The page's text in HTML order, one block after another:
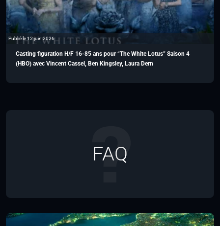
Publié le 12 juin 2026
Casting figuration H/F 16-85 ans pour “The White Lotus” Saison 4
(HBO) avec Vincent Cassel, Ben Kingsley, Laura Dern
FAQ